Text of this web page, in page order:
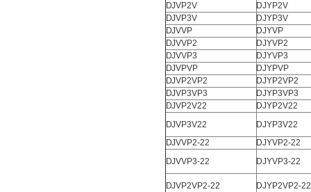
DJVP2V
DJYP2V
DJVP3V
DJYP3V
DJVVP
DJYVP
DJVVP2
DJYVP2
DJVVP3
DJYVP3
DJVPVP
DJYPVP
DJVP2VP2
DJYP2VP2
DJVP3VP3
DJYP3VP3
DJVP2V22
DJYP2V22
DJVP3V22
DJYP3V22
DJVVP2-22
DJYVP2-22
DJVVP3-22
DJYVP3-22
DJVP2VP2-22 DJYP2VP2-22